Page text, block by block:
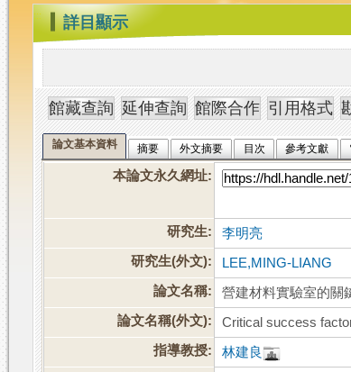
值
系
統
::: 詳目顯示
論文基本資料 摘要 外文摘要 目次 參考文獻
本論文永久網址:
研究生:
李明亮
研究生(外文):
LEE,MING-LIANG
論文名稱:
營建材料實驗室的
論文名稱(外文):
Critical success
指導教授:
林建良